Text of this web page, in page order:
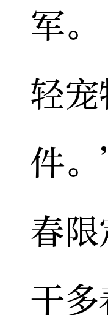
军
轻
件
春
干